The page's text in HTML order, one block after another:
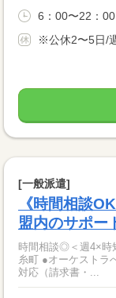
6：00〜22：
※公休2〜5日/
[一般派遣]
《時間相談
盟内のサポ
時間相談◎＜週4×時
糸町 ●オーケストラ
対応（請求書・...